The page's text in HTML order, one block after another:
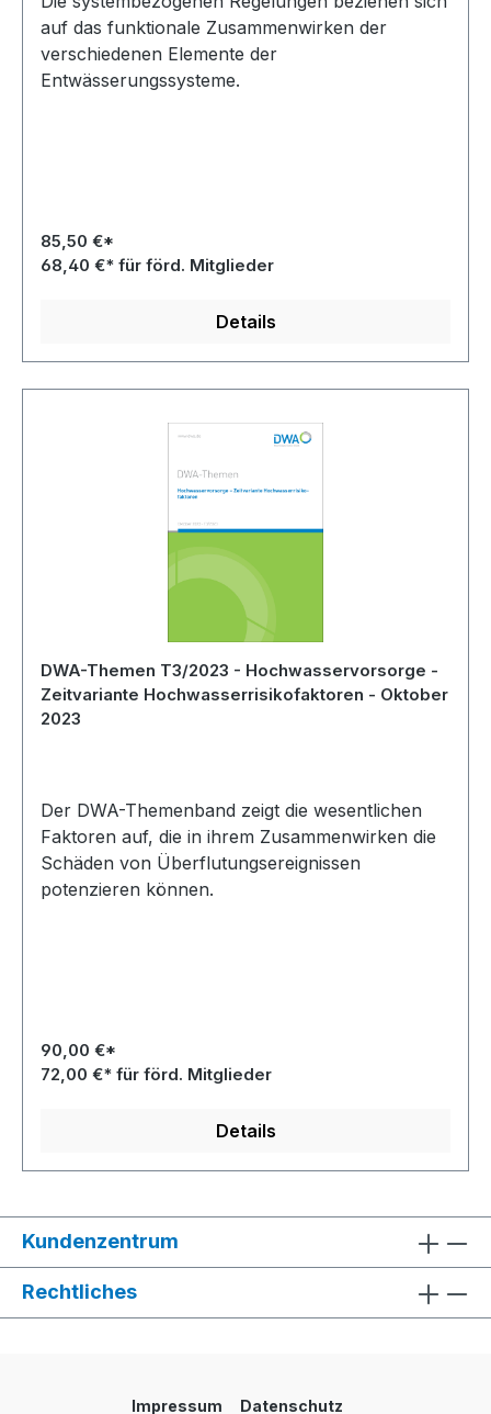
auf das funktionale Zusammenwirken der
verschiedenen Elemente der
Entwässerungssysteme.
85,50 €*
68,40 €* für förd. Mitglieder
Details
DWA-Themen T3/2023 - Hochwasservorsorge -
Zeitvariante Hochwasserrisikofaktoren - Oktober
2023
Der DWA-Themenband zeigt die wesentlichen
Faktoren auf, die in ihrem Zusammenwirken die
Schäden von Überflutungsereignissen
potenzieren können.
90,00 €*
72,00 €* für förd. Mitglieder
Details
Kundenzentrum
Rechtliches
Impressum Datenschutz